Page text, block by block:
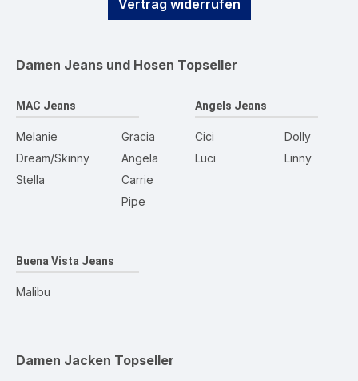
Vertrag widerrufen
Damen Jeans und Hosen Topseller
MAC Jeans
Melanie
Dream/Skinny
Stella
Gracia
Angela
Carrie
Pipe
Angels Jeans
Cici
Luci
Dolly
Linny
Buena Vista Jeans
Malibu
Damen Jacken Topseller